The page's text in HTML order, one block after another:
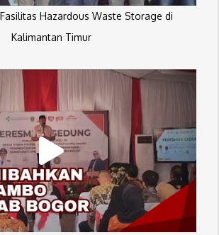
Hazardous Waste Storage di
Kalimantan Timur